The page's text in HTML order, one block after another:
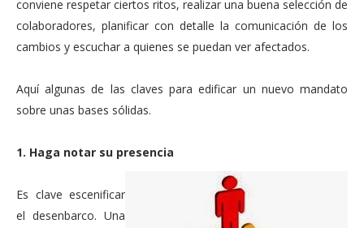
conviene respetar ciertos ritos, realizar una buena selección de
colaboradores, planificar con detalle la comunicación de los
cambios y escuchar a quienes se puedan ver afectados.
Aquí algunas de las claves para edificar un nuevo mandato
sobre unas bases sólidas.
1. Haga notar su presencia
Es clave escenificar
el desenbarco. Una